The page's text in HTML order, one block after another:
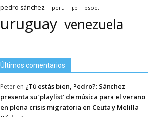
pedro sánchez perú pp psoe.
uruguay venezuela
Últimos comentarios
Peter en ¿Tú estás bien, Pedro?: Sánchez
presenta su ‘playlist’ de música para el verano
en plena crisis migratoria en Ceuta y Melilla